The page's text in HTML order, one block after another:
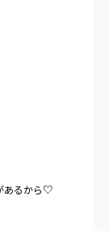
あるから♡